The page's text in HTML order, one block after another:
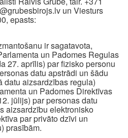
un Viesturs
epasts:
ir sagatavota,
un Padomes Regulas
27. aprīlis) par fizisko personu
datu apstrādi un šādu
datu aizsardzības regula)
un Padomes Direktīvas
jūlijs) par personas datu
aizsardzību elektronisko
par privāto dzīvi un
prasībām.